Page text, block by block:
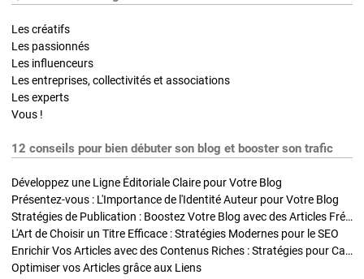
Les créatifs
Les passionnés
Les influenceurs
Les entreprises, collectivités et associations
Les experts
Vous !
12 conseils pour bien débuter son blog et booster son trafic
Développez une Ligne Éditoriale Claire pour Votre Blog
Présentez-vous : L'Importance de l'Identité Auteur pour Votre Blog
Stratégies de Publication : Boostez Votre Blog avec des Articles Fréquents et Exclusifs
L'Art de Choisir un Titre Efficace : Stratégies Modernes pour le SEO
Enrichir Vos Articles avec des Contenus Riches : Stratégies pour Captiver et Optimiser
Optimiser vos Articles grâce aux Liens